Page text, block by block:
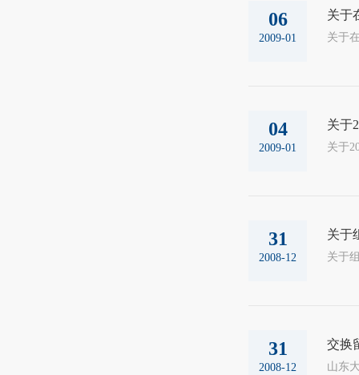
06
2009-01
关于
04
2009-01
关于
31
2008-12
关于
31
2008-12
交换
山东